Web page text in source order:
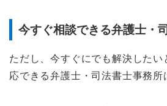
今すぐ相談できる弁護士・
ただし、今すぐにでも解決したい
応できる弁護士・司法書士事務所